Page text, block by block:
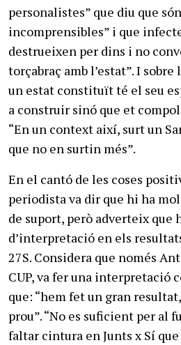
personalistes” que diu que
incomprensibles” i que
destrueixen per dins i no
torçabraç amb l’estat”. I sobre
un estat constituït té el seu
a construir sinó que et
“En un context així, surt un
que no en surtin més”.
En el cantó de les coses
periodista va dir que hi ha
de suport, però adverteix que
d’interpretació en els
27S. Considera que només
CUP, va fer una interpretació
que: “hem fet un gran
prou”. “No es suficient per al
faltar cintura en Junts x Sí